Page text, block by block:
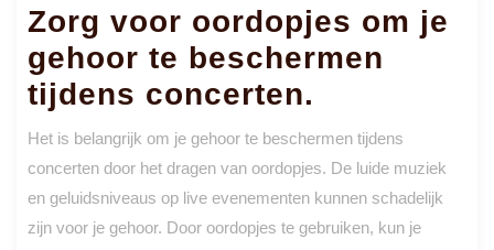
Zorg voor oordopjes om je
gehoor te beschermen
tijdens concerten.
Het is belangrijk om je gehoor te beschermen tijdens
concerten door het dragen van oordopjes. De luide muziek
en geluidsniveaus op live evenementen kunnen schadelijk
zijn voor je gehoor. Door oordopjes te gebruiken, kun je